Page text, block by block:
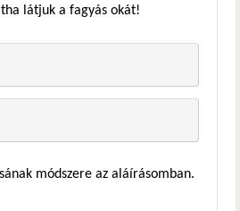
látjuk a fagyás okát!
módszere az aláírásomban.